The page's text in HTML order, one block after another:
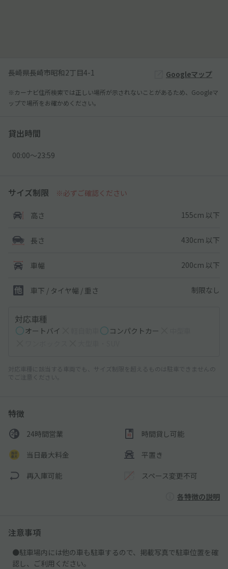
長崎県長崎市昭和2丁目4-1 Googleマップ
※カーナビ住所検索では正しい場所が示されないことがあるため、Googleマ
ップで場所をお確かめください。
貸出時間
00:00〜23:59
サイズ制限 ※必ずご確認ください
高さ 155cm 以下
長さ 430cm 以下
車幅 200cm 以下
車下 / タイヤ幅 / 重さ 制限なし
対応車種
オートバイ コンパクトカー
対応車種に該当する車両でも、サイズ制限を超えるものは駐車できませんの
でご注意ください。
特徴
24時間営業 時間貸し可能
当日最大料金 平置き
再入庫可能 スペース変更不可
各特徴の説明
注意事項
●駐車場内には他の車も駐車するので、掲載写真で駐車位置を確
認し、ご利用ください。